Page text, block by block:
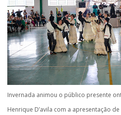
Invernada animou o público presente
Henrique D’avila com a apresentação